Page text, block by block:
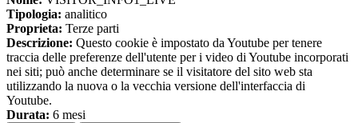
Tipologia: analitico
Proprieta: Terze parti
Descrizione: Questo cookie è impostato da Youtube per tenere
traccia delle preferenze dell'utente per i video di Youtube incorporati
nei siti; può anche determinare se il visitatore del sito web sta
utilizzando la nuova o la vecchia versione dell'interfaccia di
Youtube.
Durata: 6 mesi